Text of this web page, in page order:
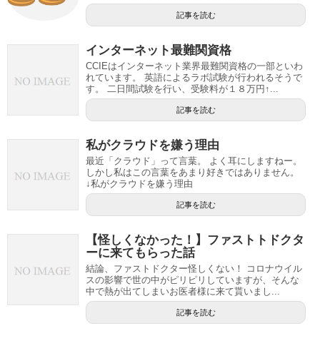
記事を読む
インターネット最難関資格
CCIEはインターネット業界最難関資格の一部といわ
れています。 英語によるラボ試験が行われるそうで
す。 二日間試験を行い、受験料が１８万円↑...
記事を読む
私がクラウドを嫌う理由
最近「クラウド」って言葉。 よく耳にしますねー。
しかし私はこの言葉をあまり好きではありません。
↓私がクラウドを嫌う理由
記事を読む
【怪しくなかった！】ファストトドクタ
ーに来てもらった話
結論、ファストドクター怪しくない！ コロナウイル
スの影響で世の中がピリピリしていますが、そんな
中で熱が出てしまいお医者様に来て貰いまし...
記事を読む